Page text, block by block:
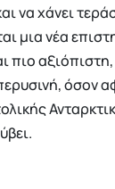
να χάνει
μια νέα
πιο
όσον